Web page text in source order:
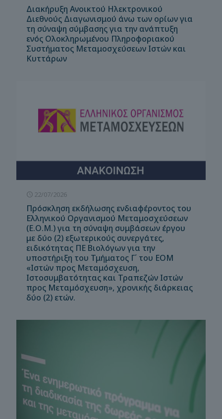
Διακήρυξη Ανοικτού Ηλεκτρονικού
Διεθνούς Διαγωνισμού άνω των ορίων για
τη σύναψη σύμβασης για την ανάπτυξη
ενός Ολοκληρωμένου Πληροφοριακού
Συστήματος Μεταμοσχεύσεων Ιστών και
Κυττάρων
22/07/2026
Πρόσκληση εκδήλωσης ενδιαφέροντος του
Ελληνικού Οργανισμού Μεταμοσχεύσεων
(Ε.Ο.Μ.) για τη σύναψη συμβάσεων έργου
με δύο (2) εξωτερικούς συνεργάτες,
ειδικότητας ΠΕ Βιολόγων για την
υποστήριξη του Τμήματος Γ΄ του ΕΟΜ
«Ιστών προς Μεταμόσχευση,
Ιστοσυμβατότητας και Τραπεζών Ιστών
προς Μεταμόσχευση», χρονικής διάρκειας
δύο (2) ετών.